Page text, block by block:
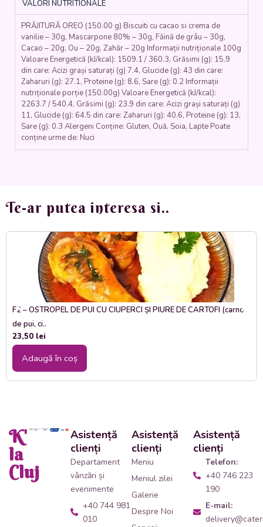
VALORI NUTRITIONALE
PRĂJITURĂ OREO (150.00 g) Biscuiti cu cacao si crema de
vanilie – 30g, Mascarpone 80% – 30g, Făină de grâu – 30g,
Cacao – 20g, Ou – 20g, Zahăr – 20g Informații nutriționale 100g
Valoare Energetică (kJ/kcal): 1509.1 / 360.3, Grăsimi (g): 15.9
din care: Acizi grași saturați (g) 7.4, Glucide (g): 43 din care:
Zaharuri (g): 27.1, Proteine (g): 8.6, Sare (g): 0.2 Informații
nutriționale porție (150.00g) Valoare Energetică (kJ/kcal):
2263.7 / 540.4, Grăsimi (g): 23.9 din care: Acizi grași saturați (g)
11, Glucide (g): 64.5 din care: Zaharuri (g): 40.6, Proteine (g): 13,
Sare (g): 0.3 Alergeni Conține: Gluten, Ouă, Soia, Lapte Poate
conține urme de: Nuci
Te-ar putea interesa si..
F2 – OSTROPEL DE PUI CU CIUPERCI ȘI PIURE DE CARTOFI (carne
de pui, ci..
23,50 lei
Adaugă în coș
K'
la
Cluj
Asistență
clienți
Departament
vânzări și
evenimente
+40 744 981
010
Asistență
clienți
Meniu
Meniul zilei
Galerie
Despre Noi
Asistență
clienți
Telefon:
+40 746 223
190
E-mail: